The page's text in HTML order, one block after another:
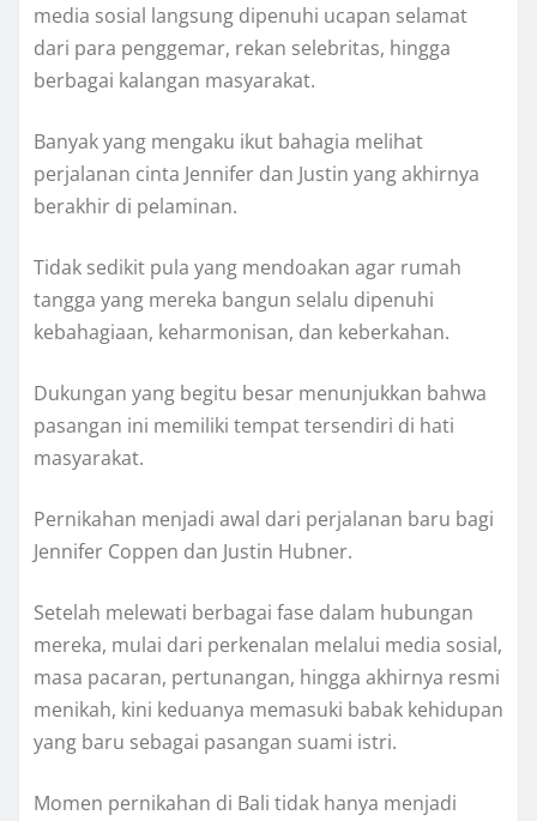
media sosial langsung dipenuhi ucapan selamat
dari para penggemar, rekan selebritas, hingga
berbagai kalangan masyarakat.
Banyak yang mengaku ikut bahagia melihat
perjalanan cinta Jennifer dan Justin yang akhirnya
berakhir di pelaminan.
Tidak sedikit pula yang mendoakan agar rumah
tangga yang mereka bangun selalu dipenuhi
kebahagiaan, keharmonisan, dan keberkahan.
Dukungan yang begitu besar menunjukkan bahwa
pasangan ini memiliki tempat tersendiri di hati
masyarakat.
Pernikahan menjadi awal dari perjalanan baru bagi
Jennifer Coppen dan Justin Hubner.
Setelah melewati berbagai fase dalam hubungan
mereka, mulai dari perkenalan melalui media sosial,
masa pacaran, pertunangan, hingga akhirnya resmi
menikah, kini keduanya memasuki babak kehidupan
yang baru sebagai pasangan suami istri.
Momen pernikahan di Bali tidak hanya menjadi